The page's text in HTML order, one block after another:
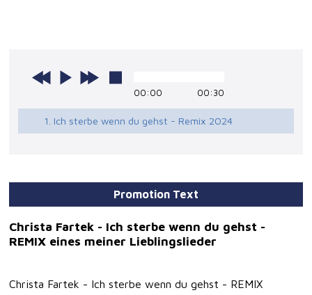
00:00 00:30
1. Ich sterbe wenn du gehst - Remix 2024
Promotion Text
Christa Fartek - Ich sterbe wenn du gehst -
REMIX eines meiner Lieblingslieder
Christa Fartek - Ich sterbe wenn du gehst - REMIX